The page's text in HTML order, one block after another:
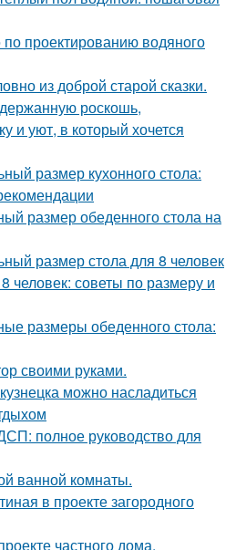
проектированию водяного
из доброй старой сказки.
роскошь,
и уют, в который хочется
размер кухонного стола:
размер обеденного стола на
размер стола для 8 человек
человек: советы по размеру и
размеры обеденного стола:
своими руками.
можно насладиться
полное руководство для
ванной комнаты.
в проекте загородного
частного дома.